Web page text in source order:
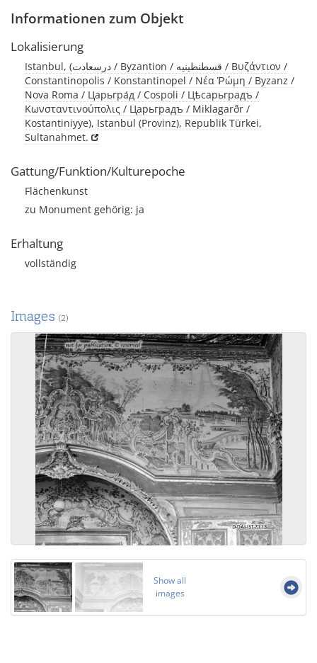
Informationen zum Objekt
Lokalisierung
Istanbul, (درسعادت / Byzantion / قسطنطينيه / Βυζάντιον /
Constantinopolis / Konstantinopel / Νέα Ῥώμη / Byzanz /
Nova Roma / Царьгра́д / Cospoli / Цѣсарьградъ /
Κωνσταντινούπολις / Царьградъ / Miklagarðr /
Kostantiniyye), Istanbul (Provinz), Republik Türkei,
Sultanahmet.
Gattung/Funktion/Kulturepoche
Flächenkunst
zu Monument gehörig: ja
Erhaltung
vollständig
Images (2)
Show all
images